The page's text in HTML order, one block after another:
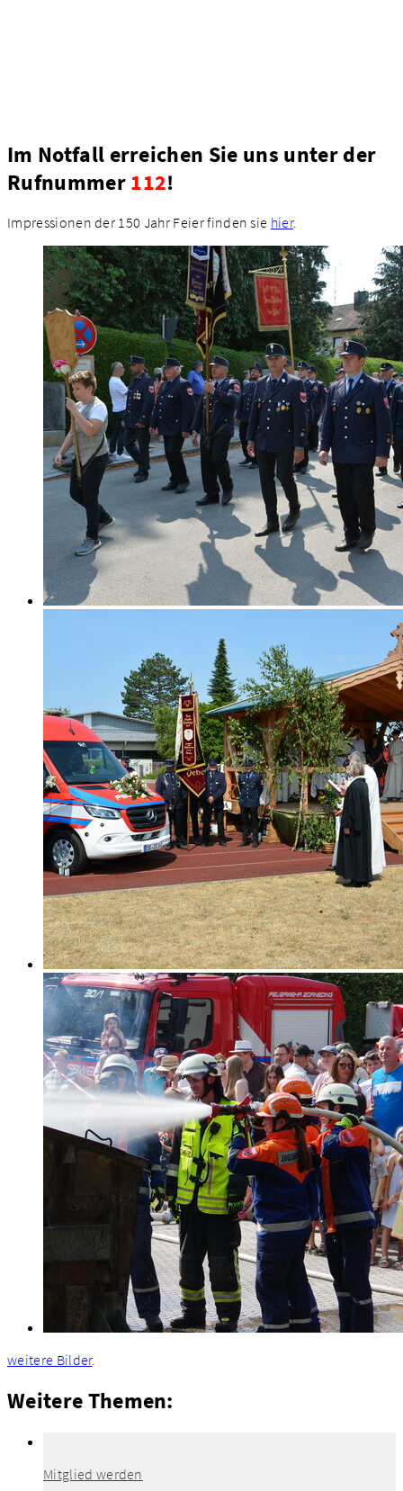
Im Notfall erreichen Sie uns unter der
Rufnummer112!
Impressionen der 150 Jahr Feier finden sie hier.
weitere Bilder.
Weitere Themen:
Mitglied werden